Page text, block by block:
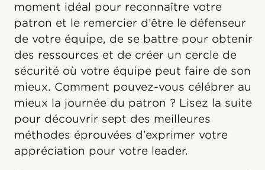
moment idéal pour reconnaître votre
patron et le remercier d’être le défenseur
de votre équipe, de se battre pour obtenir
des ressources et de créer un cercle de
sécurité où votre équipe peut faire de son
mieux. Comment pouvez-vous célébrer au
mieux la journée du patron ? Lisez la suite
pour découvrir sept des meilleures
méthodes éprouvées d’exprimer votre
appréciation pour votre leader.